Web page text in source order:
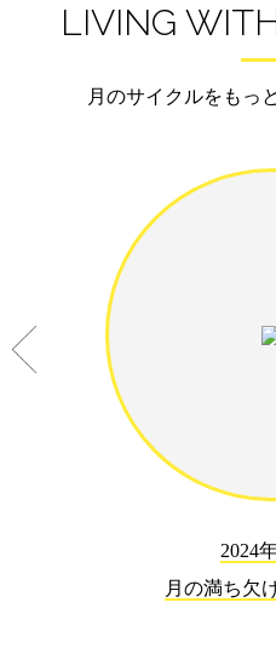
LIVING
月のサイクルをもっ
2024
月の満ち欠